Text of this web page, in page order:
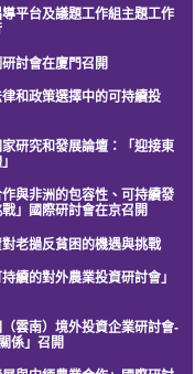
導平台及議題工作組主題工作
討會在廈門召開
律和政策選擇中的可持續投
研究和發展論壇：「迎接東
作與非洲的包容性、可持續發
」國際研討會在京召開
老撾反貧困的機遇與挑戰
持續的對外農業投資研討會」
雲南）境外投資企業研討會-
係」召開